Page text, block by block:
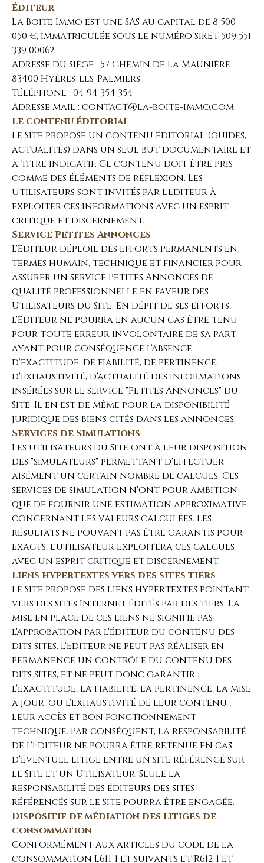
Éditeur
La Boite Immo est une SAS au capital de 8 500
050 €, immatriculée sous le numéro SIRET 509 551
339 00062
Adresse du siège : 57 Chemin de La Maunière
83400 Hyères-les-Palmiers
Téléphone : 04 94 354 354
Adresse mail : contact@la-boite-immo.com
Le contenu éditorial
Le Site propose un contenu éditorial (guides,
actualités) dans un seul but documentaire et
à titre indicatif. Ce contenu doit être pris
comme des éléments de réflexion. Les
Utilisateurs sont invités par l'Editeur à
exploiter ces informations avec un esprit
critique et discernement.
Service Petites Annonces
L'Editeur déploie des efforts permanents en
termes humain, technique et financier pour
assurer un service Petites Annonces de
qualité professionnelle en faveur des
Utilisateurs du Site. En dépit de ses efforts,
l'Editeur ne pourra en aucun cas être tenu
pour toute erreur involontaire de sa part
ayant pour conséquence l'absence
d'exactitude, de fiabilité, de pertinence,
d'exhaustivité, d'actualité des informations
insérées sur le service "Petites Annonces" du
Site. Il en est de même pour la disponibilité
juridique des biens cités dans les annonces.
Services de Simulations
Les utilisateurs du Site ont à leur disposition
des "simulateurs" permettant d'effectuer
aisément un certain nombre de calculs. Ces
services de simulation n'ont pour ambition
que de fournir une estimation approximative
concernant les valeurs calculées. Les
résultats ne pouvant pas être garantis pour
exacts, l'utilisateur exploitera ces calculs
avec un esprit critique et discernement.
Liens hypertextes vers des sites tiers
Le Site propose des liens hypertextes pointant
vers des sites Internet édités par des tiers. La
mise en place de ces liens ne signifie pas
l'approbation par l'éditeur du contenu des
dits sites. L'Editeur ne peut pas réaliser en
permanence un contrôle du contenu des
dits sites, et ne peut donc garantir :
l'exactitude, la fiabilité, la pertinence, la mise
à jour, ou l'exhaustivité de leur contenu ;
leur accès et bon fonctionnement
technique. Par conséquent, la responsabilité
de l'Editeur ne pourra être retenue en cas
d'éventuel litige entre un site référencé sur
le Site et un Utilisateur. Seule la
responsabilité des éditeurs des sites
référencés sur le Site pourra être engagée.
Dispositif de médiation des litiges de
consommation
Conformément aux articles du code de la
consommation L611-1 et suivants et R612-1 et